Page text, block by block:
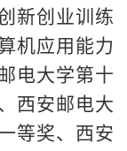
新创业训练
机应用能力
电大学第十
西安邮电大
等奖、西安